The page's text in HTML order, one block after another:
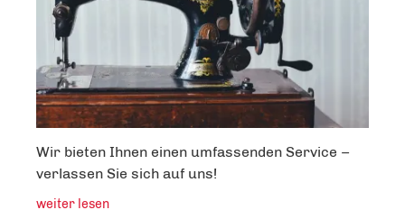
Wir bieten Ihnen einen umfassenden Service –
verlassen Sie sich auf uns!
weiter lesen